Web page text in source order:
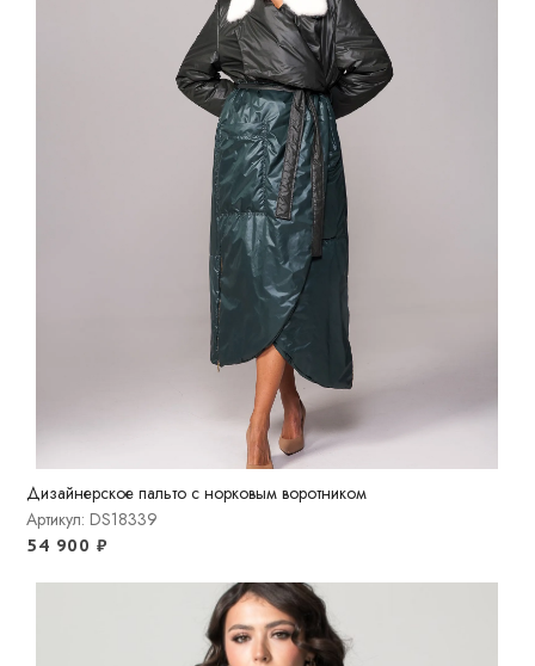
Дизайнерское пальто с норковым воротником
Артикул: DS18339
54 900 ₽